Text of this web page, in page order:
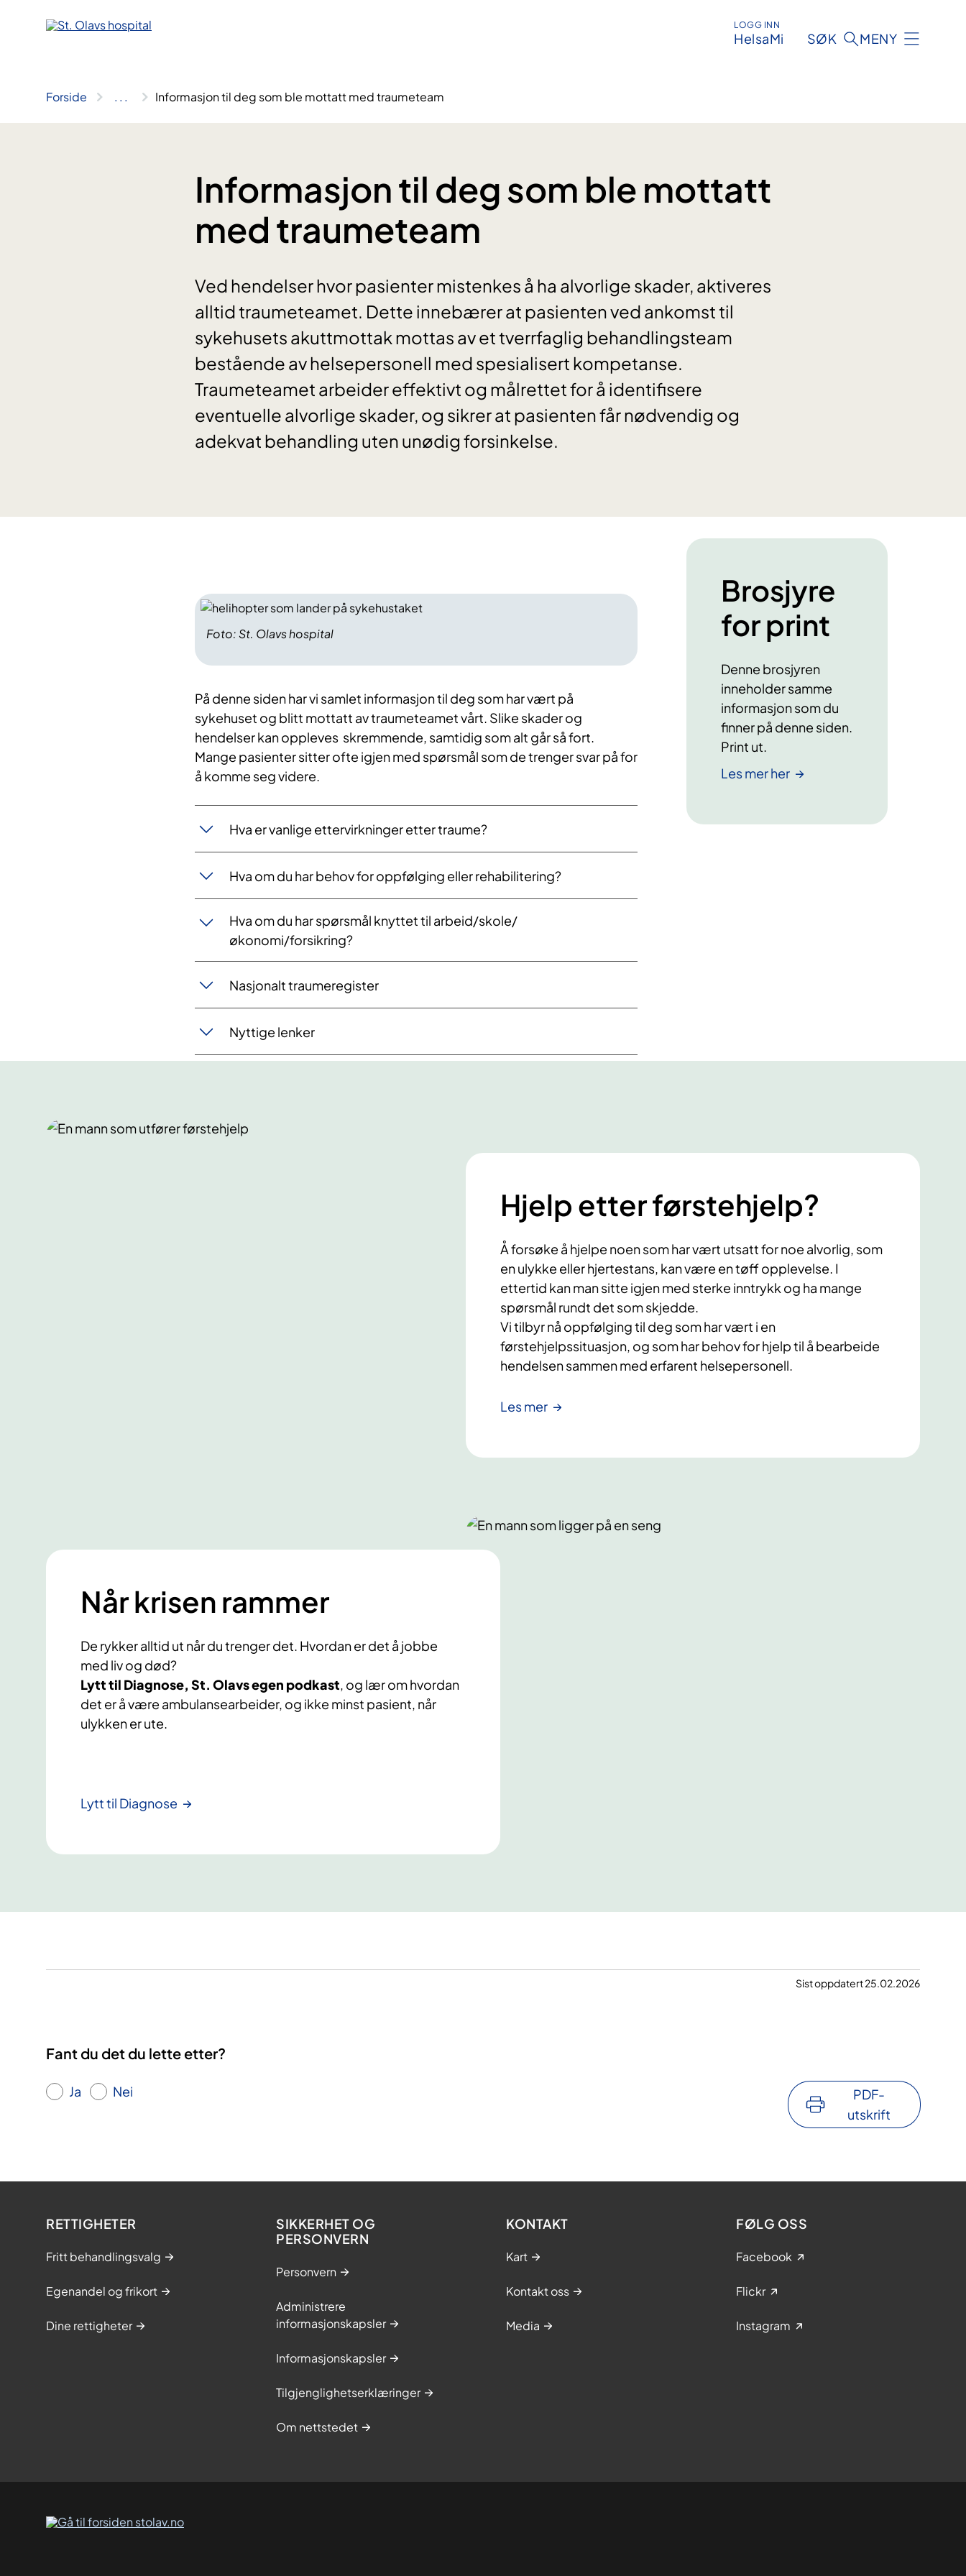
LOGG INN
HelsaMi SØK MENY
Forside .. . Informasjon til deg som ble mottatt med traumeteam
Informasjon til deg som ble mottatt
med traumeteam
Ved hendelser hvor pasienter mistenkes å ha alvorlige skader, aktiveres
alltid traumeteamet. Dette innebærer at pasienten ved ankomst til
sykehusets akuttmottak mottas av et tverrfaglig behandlingsteam
bestående av helsepersonell med spesialisert kompetanse.
Traumeteamet arbeider effektivt og målrettet for å identifisere
eventuelle alvorlige skader, og sikrer at pasienten får nødvendig og
adekvat behandling uten unødig forsinkelse.
Foto: St. Olavs hospital
​På denne siden har vi samlet informasjon til deg som har vært på
sykehuset og blitt mottatt av traumeteamet vårt. Slike skader og
hendelser kan oppleves skremmende, samtidig som alt går så fort.
Mange pasienter sitter ofte igjen med spørsmål som de trenger svar på for
å komme seg videre.​​
Hva er vanlige ettervirkninger etter traume?
Hva om du har behov for oppfølging eller rehabilitering?
Hva om du har spørsmål knyttet til arbeid/skole/
økonomi/forsikring?
Nasjonalt traumeregister
Nyttige lenker
Brosjyre
for print
Denne brosjyren
inneholder samme
informasjon som du
finner på denne siden.
Print ut.
Les mer her
Hjelp etter førstehjelp?
Å forsøke å hjelpe noen som har vært utsatt for noe alvorlig, som
en ulykke eller hjertestans, kan være en tøff opplevelse. I
ettertid kan man sitte igjen med sterke inntrykk og ha mange
spørsmål rundt det som skjedde.
Vi tilbyr nå oppfølging til deg som har vært i en
førstehjelpssituasjon, og som har behov for hjelp til å bearbeide
hendelsen sammen med erfarent helsepersonell.
Les mer
Når krisen rammer
De rykker alltid ut når du trenger det. Hvordan er det å jobbe
med liv og død?
Lytt til Diagnose, St. Olavs egen podkast, og lær om hvordan
det er å være ambulansearbeider, og ikke minst pasient, når
ulykken er ute.
Lytt til Diagnose
Sist oppdatert 25.02.2026
Fant du det du lette etter?
Ja Nei
PDF-
utskrift
RETTIGHETER
Fritt behandlingsvalg
Egenandel og frikort
Dine rettigheter
SIKKERHET OG
PERSONVERN
Personvern
Administrere
informasjonskapsler
Informasjonskapsler
Tilgjenglighetserklæringer
Om nettstedet
KONTAKT
Kart
Kontakt oss
Media
FØLG OSS
Facebook
Flickr
Instagram